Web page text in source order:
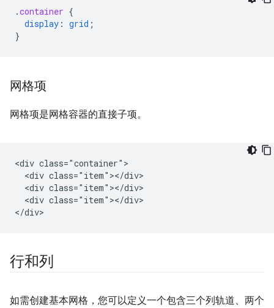
.container {
display : grid ;
}
网格项
网格项是网格容器的直接子项。
<div class="container">
  <div class="item"></div>
  <div class="item"></div>
  <div class="item"></div>
行和列
如需创建基本网格，您可以定义一个包含三个列轨道、两个